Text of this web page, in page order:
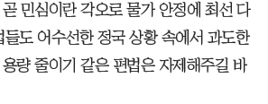
민심이란 각오로 물가 안정에 최선 다
도 어수선한 정국 상황 속에서 과도한
량 줄이기 같은 편법은 자제해주길 바